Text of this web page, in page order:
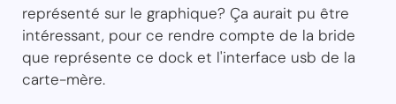
représenté sur le graphique? Ça aurait pu être
intéressant, pour ce rendre compte de la bride
que représente ce dock et l'interface usb de la
carte-mère.